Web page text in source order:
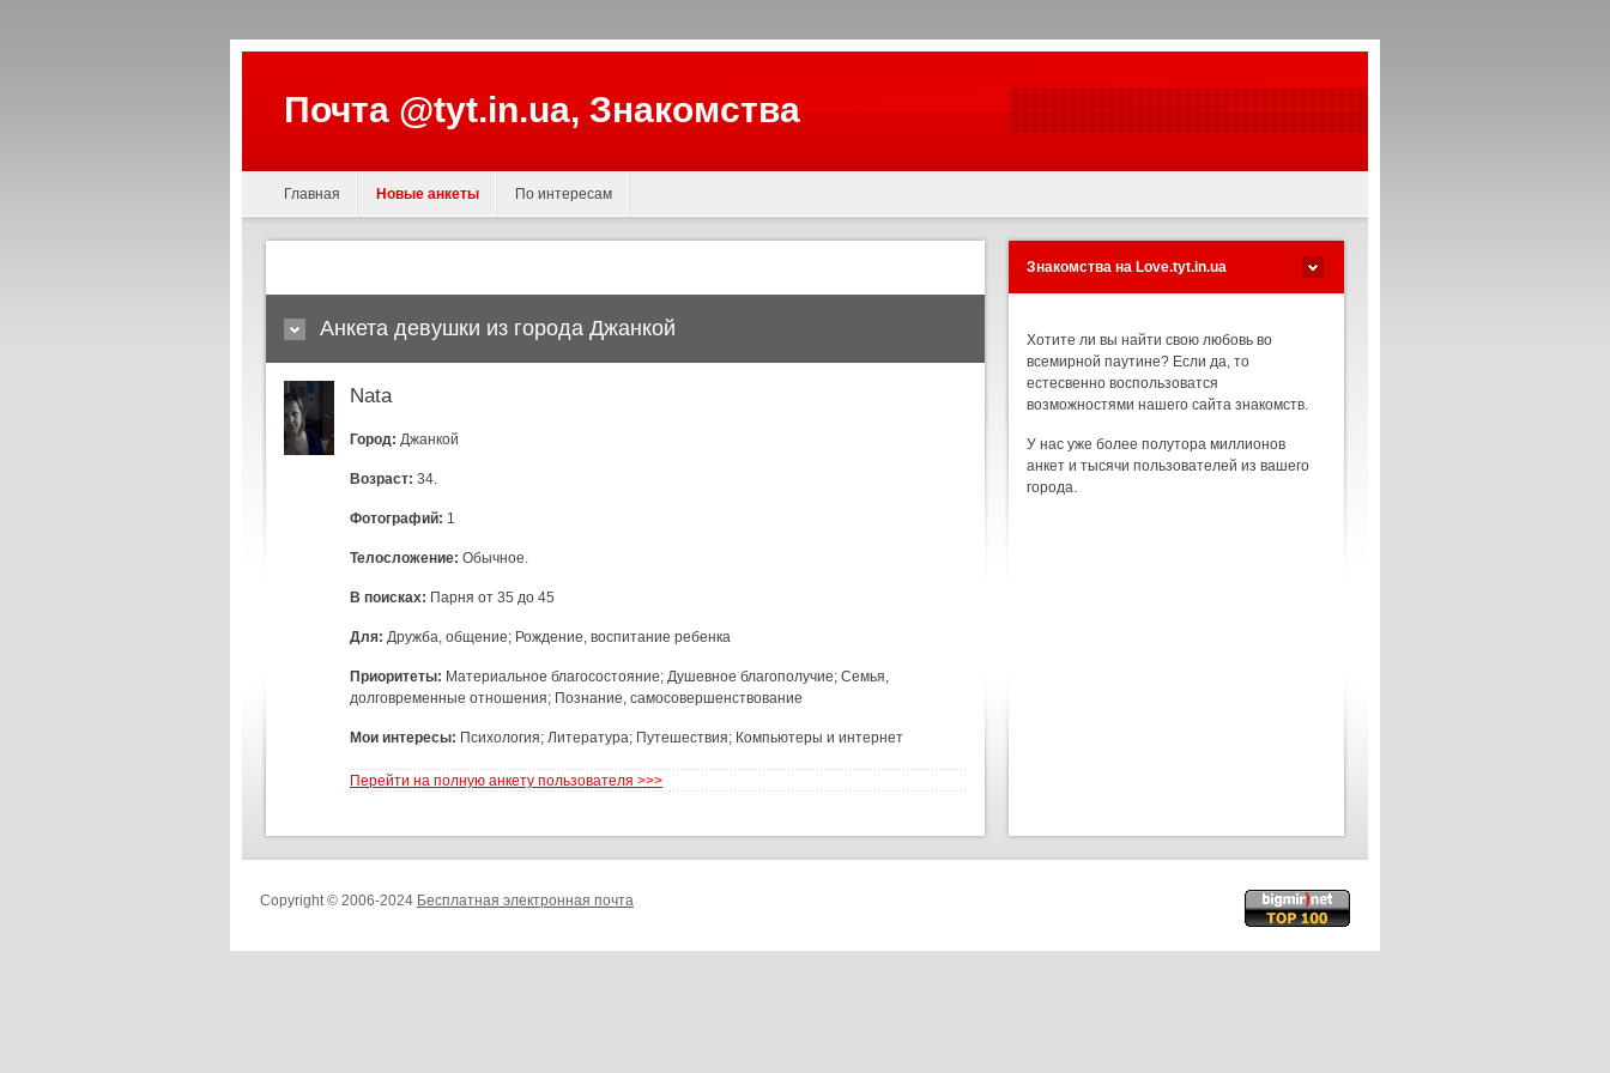
Почта @tyt.in.ua, Знакомства
Главная Новые анкеты По интересам
Анкета девушки из города Джанкой
Nata
Город: Джанкой
Возраст: 34.
Фотографий: 1
Телосложение: Обычное.
В поисках: Парня от 35 до 45
Для: Дружба, общение; Рождение, воспитание ребенка
Приоритеты: Материальное благосостояние; Душевное благополучие; Семья,
долговременные отношения; Познание, самосовершенствование
Мои интересы: Психология; Литература; Путешествия; Компьютеры и интернет
Перейти на полную анкету пользователя >>>
Знакомства на Love.tyt.in.ua
Хотите ли вы найти свою любовь во
всемирной паутине? Если да, то
естесвенно воспользоватся
возможностями нашего сайта знакомств.
У нас уже более полутора миллионов
анкет и тысячи пользователей из вашего
города.
Copyright © 2006-2024 Бесплатная электронная почта